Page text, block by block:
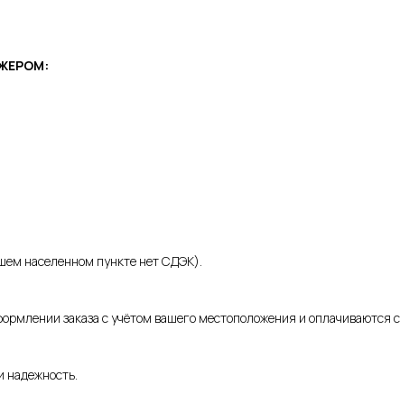
населенном пункте нет СДЭК).
заказа с учётом вашего местоположения и оплачиваются
надежность.